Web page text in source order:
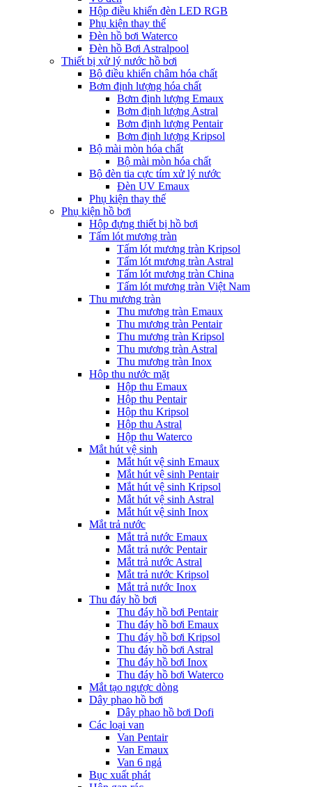
Hộp điều khiển đèn LED RGB
Phụ kiện thay thế
Đèn hồ bơi Waterco
Đèn hồ Bơi Astralpool
Thiết bị xử lý nước hồ bơi
Bộ điều khiển châm hóa chất
Bơm định lượng hóa chất
Bơm định lượng Emaux
Bơm định lượng Astral
Bơm định lượng Pentair
Bơm định lượng Kripsol
Bộ mài mòn hóa chất
Bộ mài mòn hóa chất
Bộ đèn tia cực tím xử lý nước
Đèn UV Emaux
Phụ kiện thay thế
Phụ kiện hồ bơi
Hộp đựng thiết bị hồ bơi
Tấm lót mương tràn
Tấm lót mương tràn Kripsol
Tấm lót mương tràn Astral
Tấm lót mương tràn China
Tấm lót mương tràn Việt Nam
Thu mương tràn
Thu mương tràn Emaux
Thu mương tràn Pentair
Thu mương tràn Kripsol
Thu mương tràn Astral
Thu mương tràn Inox
Hôp thu nước mặt
Hộp thu Emaux
Hộp thu Pentair
Hộp thu Kripsol
Hộp thu Astral
Hộp thu Waterco
Mắt hút vệ sinh
Mắt hút vệ sinh Emaux
Mắt hút vệ sinh Pentair
Mắt hút vệ sinh Kripsol
Mắt hút vệ sinh Astral
Mắt hút vệ sinh Inox
Mắt trả nước
Mắt trả nước Emaux
Mắt trả nước Pentair
Mắt trả nước Astral
Mắt trả nước Kripsol
Mắt trả nước Inox
Thu đáy hồ bơi
Thu đáy hồ bơi Pentair
Thu đáy hồ bơi Emaux
Thu đáy hồ bơi Kripsol
Thu đáy hồ bơi Astral
Thu đáy hồ bơi Inox
Thu đáy hồ bơi Waterco
Mắt tạo ngược dòng
Dây phao hồ bơi
Dây phao hồ bơi Dofi
Các loại van
Van Pentair
Van Emaux
Van 6 ngả
Bục xuất phát